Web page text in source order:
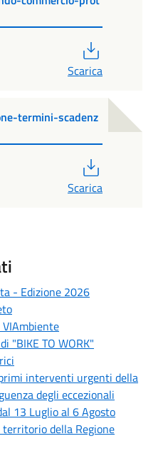
Scarica
termini-scadenz
Scarica
- Edizione 2026
VIAmbiente
"BIKE TO WORK"
interventi urgenti della
degli eccezionali
13 Luglio al 6 Agosto
della Regione